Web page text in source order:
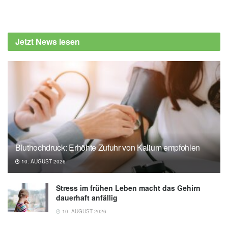
Jetzt News lesen
Bluthochdruck: Erhöhte Zufuhr von Kalium empfohlen
10. AUGUST 2026
Stress im frühen Leben macht das Gehirn
dauerhaft anfällig
10. AUGUST 2026